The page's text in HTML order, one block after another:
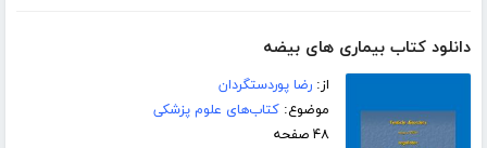
دانلود کتاب بیماری های بیضه
از:رضا پوردستگردان
موضوع:کتاب‌های علوم پزشکی
۴۸ صفحه